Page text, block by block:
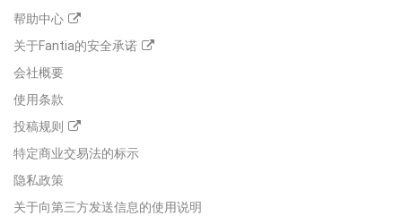
帮助中心
关于Fantia的安全承诺
会社概要
使用条款
投稿规则
特定商业交易法的标示
隐私政策
关于向第三方发送信息的使用说明